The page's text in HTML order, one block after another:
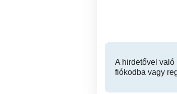
A hirdetővel való
fiókodba vagy